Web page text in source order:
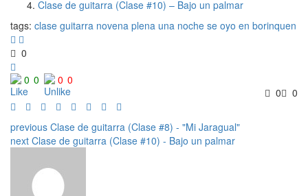
Clase de guitarra (Clase #10) – Bajo un palmar
tags: clase guitarra novena plena una noche se oyo en borinquen
0
0 0 0 0
0
0
previous Clase de guitarra (Clase #8) - "Mi Jaragual"
next Clase de guitarra (Clase #10) - Bajo un palmar